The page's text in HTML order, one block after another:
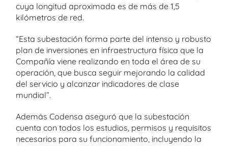
cuya longitud aproximada es de más de 1,5
kilómetros de red.
“Esta subestación forma parte del intenso y robusto
plan de inversiones en infraestructura física que la
Compañía viene realizando en toda el área de su
operación, que busca seguir mejorando la calidad
del servicio y alcanzar indicadores de clase
mundial”.
Además Codensa aseguró que la subestación
cuenta con todos los estudios, permisos y requisitos
necesarios para su funcionamiento, incluyendo la